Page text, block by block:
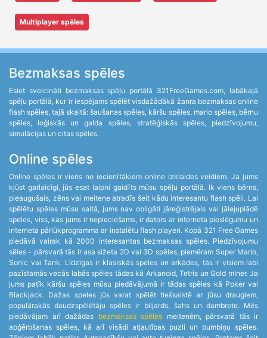
Multiplayer spēles
Bezmaksas spēles
Esiet sveicināti bezmaksas spēļu portālā 321FreeGames.com, labākajā
spēļu portālā, kur ir iespējams spēlēt visdažādākā žanra bezmaksas online
flash spēles, tajā skaitā: šaušanas spēles, kāršu spēles, mario spēles, bērnu
spēles, loģiskās un galda spēles, stratēģiskās spēles, piedzīvojumu,
simulācijas un citas spēles.
Online spēles
Online spēles ir viens no iecienītākiem online izklaides veidiem. Ja jums
kļūst garlaicīgi, jūs esat laipni gaidīts mūsu spēļu portālā. Ik viens bērns,
pieaugušais, zēns vai meitene atradīs šeit kādu interesantu flash spēli. Lai
spēlētu spēles mūsu saitā, jums nav obligāti jāreģistrējais vai jālejuplādē
speles, viss, kas jums ir nepieciešams, ir dators ar interneta pieslēgumu un
interneta pārlūkprogramma ar instalētu flash playeri. Kopā 321 Free Games
piedāvā vairak kā 2000 interesantas bezmaksas spēles. Piedzīvojumu
sēles - pārsvarā tās ir asa sižeta 2D vai 3D spēles, piemēram Super Mario,
Sonic vai Tank. Līdzīgas ir klasiskās speles un arkādes, tās ir visiem labi
pazīstamās vecās labās spēles tādas kā Arkanoid, Tetris un Gold miner. Ja
jums patīk kāršu spēles mūsu piedāvājumā ir tādas spēles kā Poker vai
Blackjack. Dažas speles jūs varat spēlēt tiešsaistē ar jūsu draugiem,
populārakās daudzspēlētāju spēles ir biljards, šahs un dambrete. Mēs
piedāvājam arī dažādas bezmaksas spēles meitenēm, pārsvarā tās ir
apģērbšanas spēles, kā arī visādi atjautības puzli un bumbiņu spēles.